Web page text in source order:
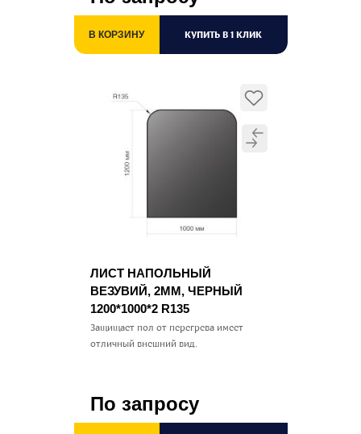
В КОРЗИНУ КУПИТЬ В 1 КЛИК
ЛИСТ НАПОЛЬНЫЙ
ВЕЗУВИЙ, 2ММ, ЧЕРНЫЙ
1200*1000*2 R135
Защищает пол от перегрева имеет
отличный внешний вид.
По запросу